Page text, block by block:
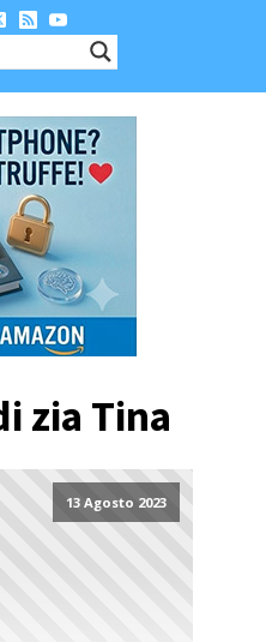
zia Tina
13 Agosto 2023